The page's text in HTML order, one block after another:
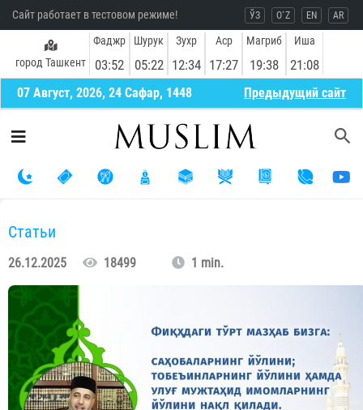
Сайт работает в тестовом режиме! ЎЗ O`Z EN AR
город Ташкент
Фаджр
03:52
Шурук
05:22
Зухр
12:34
Аср
17:27
Магриб
19:38
Иша
21:08
07 Август, 2026, 24 Сафар, 1448 Предыдущий сайт
Статьи
26.12.2025 18499 1 min.